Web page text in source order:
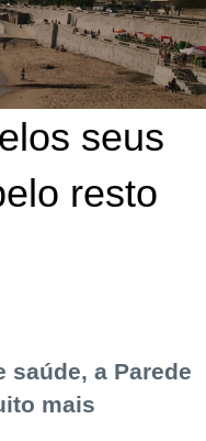
seus
resto
saúde, a Parede
mais